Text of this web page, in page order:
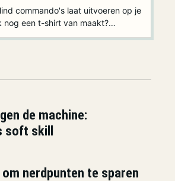
commando's laat uitvoeren op je
nog een t-shirt van maakt?…
de machine:
soft skill
nerdpunten te sparen